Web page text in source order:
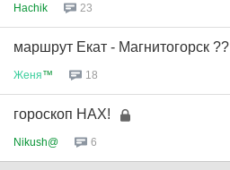
Hachik 23
маршрут Екат - Магнитогорск ??
Женя™ 18
гороскоп НАХ!
Nikush@ 6